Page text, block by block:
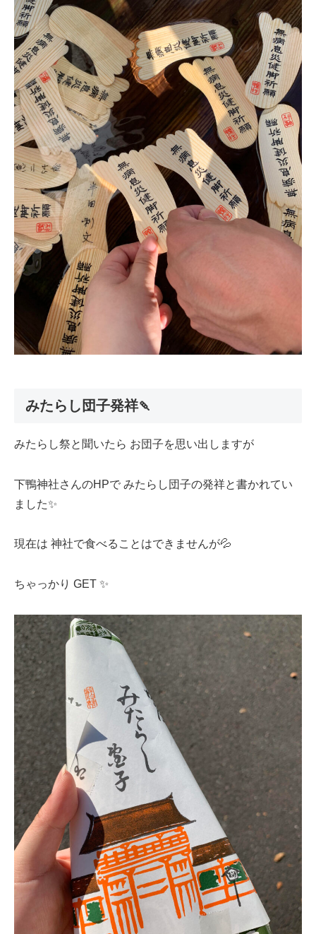
みたらし団子発祥🍡
みたらし祭と聞いたら お団子を思い出しますが
下鴨神社さんのHPで みたらし団子の発祥と書かれてい
ました✨
現在は 神社で食べることはできませんが💦
ちゃっかり GET ✨